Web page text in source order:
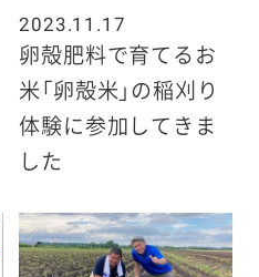
2023.11.17
卵殻肥料で育てるお
米「卵殻米」の稲刈り
体験に参加してきま
した